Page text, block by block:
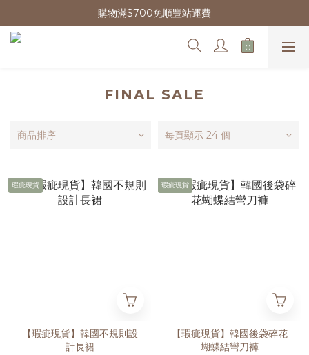
購物滿$700免順豐站運費
FINAL SALE
商品排序 每頁顯示 24 個
瑕疵現貨
【瑕疵現貨】韓國不規則設
計長裙
瑕疵現貨
【瑕疵現貨】韓國後袋碎花
蝴蝶結彎刀褲